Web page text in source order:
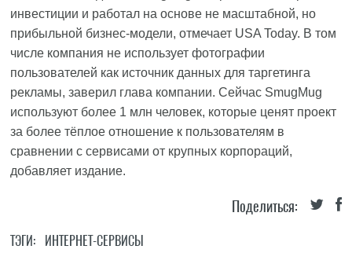
инвестиции и работал на основе не масштабной, но
прибыльной бизнес-модели, отмечает USA Today. В том
числе компания не использует фотографии
пользователей как источник данных для таргетинга
рекламы, заверил глава компании. Сейчас SmugMug
используют более 1 млн человек, которые ценят проект
за более тёплое отношение к пользователям в
сравнении с сервисами от крупных корпораций,
добавляет издание.
Поделиться:
ТЭГИ: ИНТЕРНЕТ-СЕРВИСЫ